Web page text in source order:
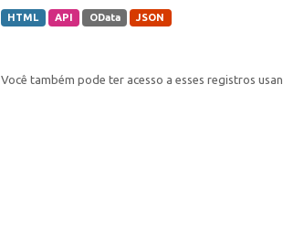
HTML API OData JSON
Você também pode ter acesso a esses registros